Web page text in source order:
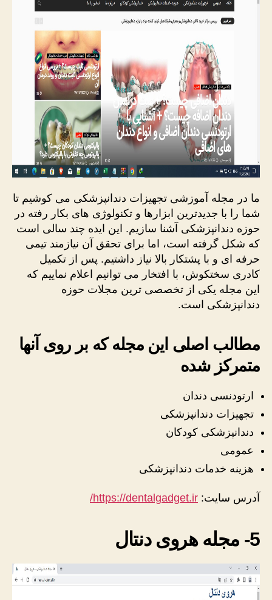
ما در مجله آموزشی تجهیزات دندانپزشکی می کوشیم تا
شما را با جدیدترین ابزارها و تکنولوژی های بکار رفته در
حوزه دندانپزشکی آشنا سازیم. این ایده چند سالی است
که شکل گرفته است، اما برای تحقق آن نیازمند تیمی
حرفه ای و با پشتکار بالا نیاز داشتیم. پس از تکمیل
کادری سختکوش، با افتخار می توانیم اعلام نماییم که
این مجله یکی از تخصصی ترین مجلات حوزه
دندانپزشکی است.
مطالب اصلی این مجله که بر روی آنها
متمرکز شده
ارتودنسی دندان
تجهیزات دندانپزشکی
دندانپزشکی کودکان
عمومی
هزینه خدمات دندانپزشکی
آدرس سایت: https://dentalgadget.ir/
5- مجله هروی دنتال